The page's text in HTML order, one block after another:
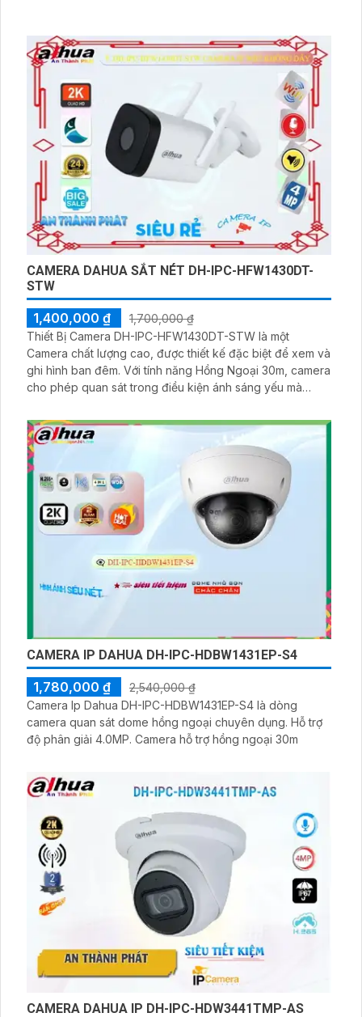
CAMERA DAHUA SẮT NÉT DH-IPC-HFW1430DT-
STW
1,400,000 ₫
1,700,000 ₫
Thiết Bị Camera DH-IPC-HFW1430DT-STW là một
Camera chất lượng cao, được thiết kế đặc biệt để xem và
ghi hình ban đêm. Với tính năng Hồng Ngoại 30m, camera
cho phép quan sát trong điều kiện ánh sáng yếu mà
Camera này sử dụng công nghệ hình ảnh IP Wifi, cho
phép người dùng dễ dàng kết nối và điều khiển từ xa
thông qua mạng internet
CAMERA IP DAHUA DH-IPC-HDBW1431EP-S4
1,780,000 ₫
2,540,000 ₫
Camera Ip Dahua DH-IPC-HDBW1431EP-S4 là dòng
camera quan sát dome hồng ngoại chuyên dụng. Hỗ trợ
độ phân giải 4.0MP. Camera hỗ trợ hồng ngoại 30m
CAMERA DAHUA IP DH-IPC-HDW3441TMP-AS